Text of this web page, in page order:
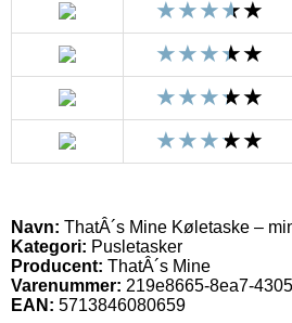
Navn: ThatÂ´s Mine Køletaske –
Kategori: Pusletasker
Producent: ThatÂ´s Mine
Varenummer: 219e8665-8ea7-
EAN: 5713846080659